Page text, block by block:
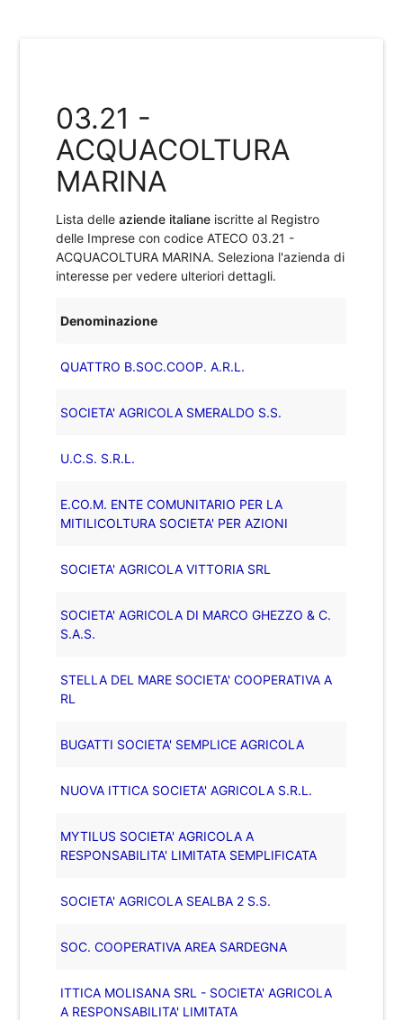
03.21 -
ACQUACOLTURA
MARINA
Lista delleaziende italiane iscritte al Registro
delle Imprese con codice ATECO03.21 -
ACQUACOLTURA MARINA. Seleziona l'azienda di
interesse per vedere ulteriori dettagli.
Denominazione
QUATTRO B.SOC.COOP. A.R.L.
SOCIETA' AGRICOLA SMERALDO S.S.
U.C.S. S.R.L.
E.CO.M. ENTE COMUNITARIO PER LA
MITILICOLTURA SOCIETA' PER AZIONI
SOCIETA' AGRICOLA VITTORIA SRL
SOCIETA' AGRICOLA DI MARCO GHEZZO & C.
S.A.S.
STELLA DEL MARE SOCIETA' COOPERATIVA A
RL
BUGATTI SOCIETA' SEMPLICE AGRICOLA
NUOVA ITTICA SOCIETA' AGRICOLA S.R.L.
MYTILUS SOCIETA' AGRICOLA A
RESPONSABILITA' LIMITATA SEMPLIFICATA
SOCIETA' AGRICOLA SEALBA 2 S.S.
SOC. COOPERATIVA AREA SARDEGNA
ITTICA MOLISANA SRL - SOCIETA' AGRICOLA
A RESPONSABILITA' LIMITATA